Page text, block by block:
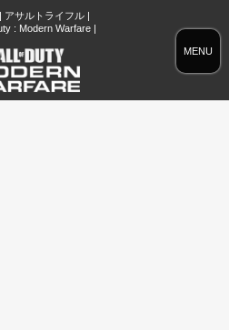
MENU
アサルトライフル |
: Modern Warfare |